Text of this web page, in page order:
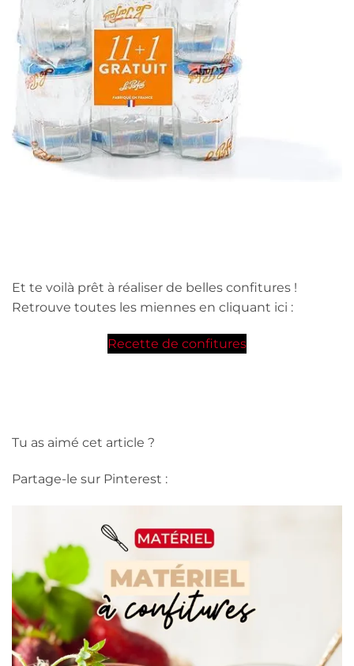
Et te voilà prêt à réaliser de belles confitures !
Retrouve toutes les miennes en cliquant ici :
Recette de confitures
Tu as aimé cet article ?
Partage-le sur Pinterest :